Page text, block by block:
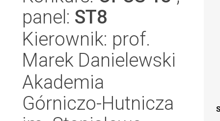
panel: ST8
Kierownik: prof.
Marek Danielewski
Akademia
Górniczo-Hutnicza